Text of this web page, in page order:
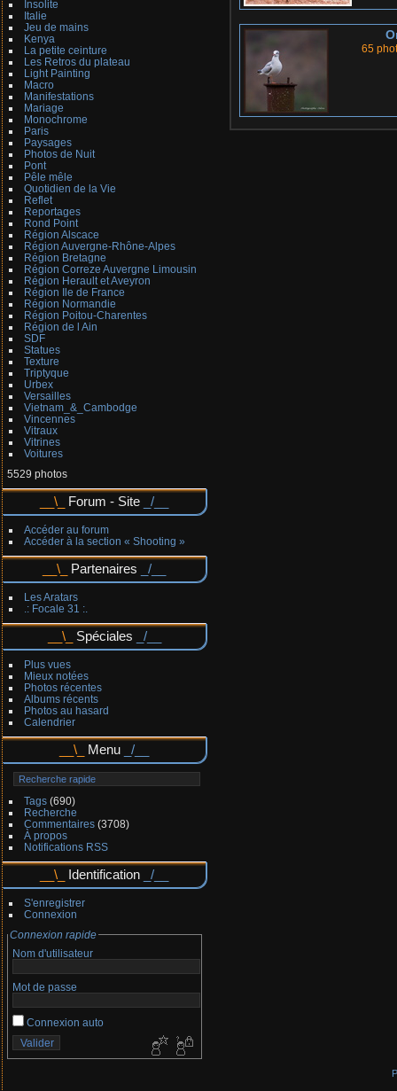
Insolite
Italie
Jeu de mains
Kenya
La petite ceinture
Les Retros du plateau
Light Painting
Macro
Manifestations
Mariage
Monochrome
Paris
Paysages
Photos de Nuit
Pont
Pêle mêle
Quotidien de la Vie
Reflet
Reportages
Rond Point
Région Alscace
Région Auvergne-Rhône-Alpes
Région Bretagne
Région Correze Auvergne Limousin
Région Herault et Aveyron
Région Ile de France
Région Normandie
Région Poitou-Charentes
Région de l Ain
SDF
Statues
Texture
Triptyque
Urbex
Versailles
Vietnam_&_Cambodge
Vincennes
Vitraux
Vitrines
Voitures
5529 photos
Forum - Site
Accéder au forum
Accéder à la section « Shooting »
Partenaires
Les Aratars
.: Focale 31 :.
Spéciales
Plus vues
Mieux notées
Photos récentes
Albums récents
Photos au hasard
Calendrier
Menu
Tags(690)
Recherche
Commentaires(3708)
À propos
Notifications RSS
Identification
S'enregistrer
Connexion
Connexion rapide
Nom d'utilisateur
Mot de passe
Connexion auto
65